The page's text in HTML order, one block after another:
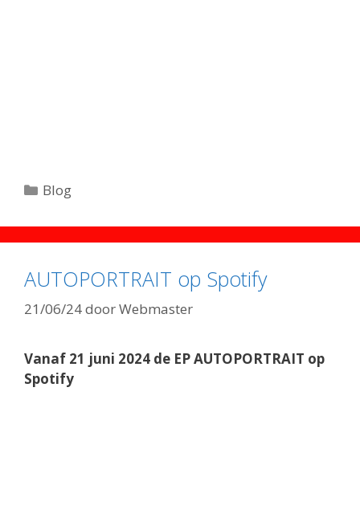
Categorieën
Blog
AUTOPORTRAIT op Spotify
21/06/24doorWebmaster
Vanaf 21 juni 2024 de EP AUTOPORTRAIT op
Spotify